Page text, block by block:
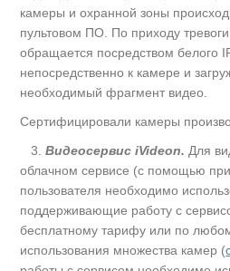
камеры и охранной зоны
пультовом ПО. По приходу
обращается посредством белого
непосредственно к камере и
необходимый фрагмент видео.
Сертифицировали камеры
3.Видеосервис iVideon.Для
облачном сервисе (с помощью
пользователя необходимо
поддерживающие работу с
бесплатному тарифу или по
использования множества камер (